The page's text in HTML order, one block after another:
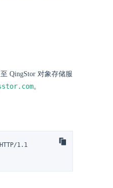
QingStor 对象存储服
。
1.1